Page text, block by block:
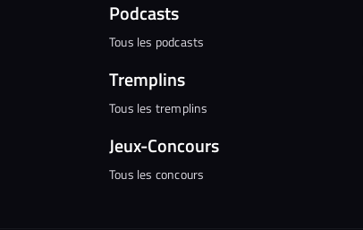
Podcasts
Tous les podcasts
Tremplins
Tous les tremplins
Jeux-Concours
Tous les concours